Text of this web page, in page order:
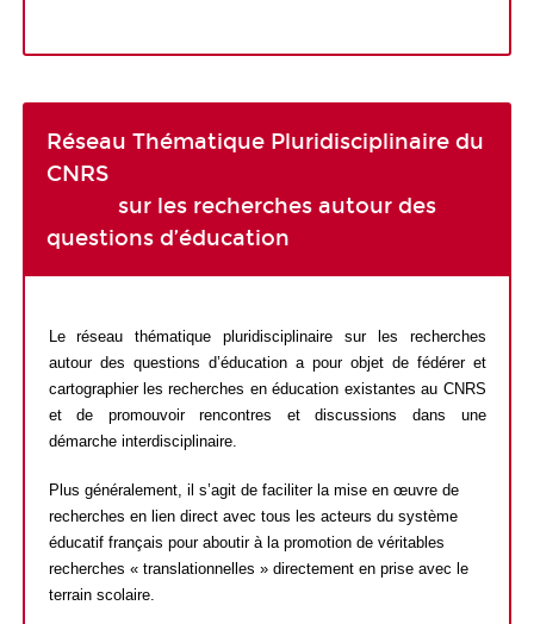
Réseau Thématique Pluridisciplinaire du
CNRS
sur les recherches autour des
questions d’éducation
Le réseau thématique pluridisciplinaire sur les recherches
autour des questions d’éducation a pour objet de fédérer et
cartographier les recherches en éducation existantes au CNRS
et de promouvoir rencontres et discussions dans une
démarche interdisciplinaire.
Plus généralement, il s’agit de faciliter la mise en œuvre de
recherches en lien direct avec tous les acteurs du système
éducatif français pour aboutir à la promotion de véritables
recherches « translationnelles » directement en prise avec le
terrain scolaire.